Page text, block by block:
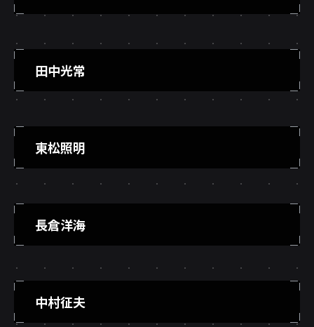
田中光常
東松照明
長倉洋海
中村征夫